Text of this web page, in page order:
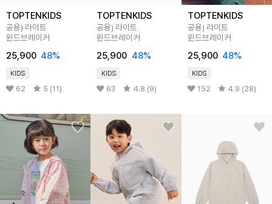
TOPTENKIDS
공용) 라이트
윈드브레이커
25,900 48%
KIDS
62 5 (11)
TOPTENKIDS
공용) 라이트
윈드브레이커
25,900 48%
KIDS
63 4.8 (9)
TOPTENKIDS
공용) 라이트
윈드브레이커
25,900 48%
KIDS
152 4.9 (28)